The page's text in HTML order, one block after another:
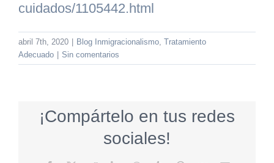
cuidados/1105442.html
abril 7th, 2020 Blog Inmigracionalismo, Tratamiento
Adecuado
Sin comentarios
¡Compártelo en tus redes
sociales!